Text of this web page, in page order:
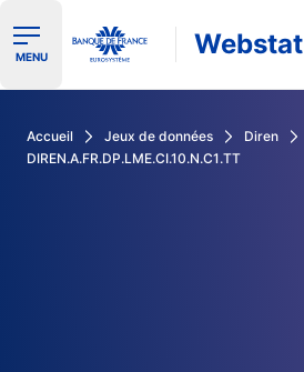
Ouvrir le menu de navigation
MENU Webstat
Accueil Jeux de données
Diren
DIREN.A.FR.DP.LME.CI.10.N.C1.TT